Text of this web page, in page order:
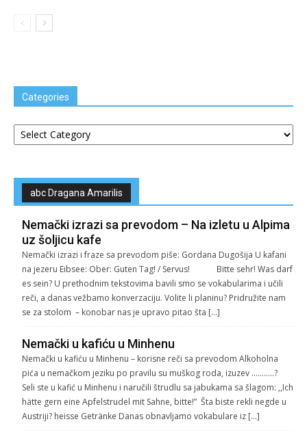
Categories
Categories
abc Dragana Amarilis
Nemački izrazi sa prevodom – Na izletu u Alpima
uz šoljicu kafe
Nemački izrazi i fraze sa prevodom piše: Gordana Dugošija U kafani
na jezeru Eibsee: Ober: Guten Tag! / Servus! Bitte sehr! Was darf
es sein? U prethodnim tekstovima bavili smo se vokabularima i učili
reči, a danas vežbamo konverzaciju. Volite li planinu? Pridružite nam
se za stolom – konobar nas je upravo pitao šta […]
Nemački u kafiću u Minhenu
Nemački u kafiću u Minhenu – korisne reči sa prevodom Alkoholna
pića u nemačkom jeziku po pravilu su muškog roda, izuzev ………..?
Seli ste u kafić u Minhenu i naručili štrudlu sa jabukama sa šlagom: ,,Ich
hätte gern eine Apfelstrudel mit Sahne, bitte!” Šta biste rekli negde u
Austriji? heisse Getränke Danas obnavljamo vokabulare iz […]